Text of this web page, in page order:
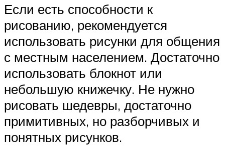
Если есть способности к
рисованию, рекомендуется
использовать рисунки для общения
с местным населением. Достаточно
использовать блокнот или
небольшую книжечку. Не нужно
рисовать шедевры, достаточно
примитивных, но разборчивых и
понятных рисунков.